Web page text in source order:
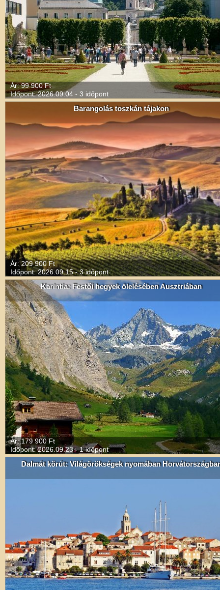
Ár: 99 900 Ft
Időpont: 2026.09.04 - 3 időpont
Barangolás toszkán tájakon
Ár: 209 900 Ft
Időpont: 2026.09.15 - 3 időpont
Karintia: Festői hegyek ölelésében Ausztriában
Ár: 179 900 Ft
Időpont: 2026.09.23 - 1 időpont
Dalmát körút: Világörökségek nyomában